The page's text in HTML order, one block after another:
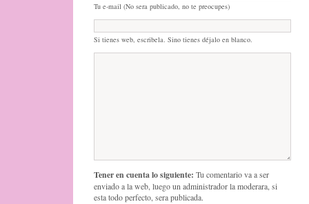
Tu e-mail (No sera publicado, no te preocupes)
Si tienes web, escribela. Sino tienes déjalo en blanco.
Tener en cuenta lo siguiente: Tu comentario va a ser
enviado a la web, luego un administrador la moderara, si
esta todo perfecto, sera publicada.